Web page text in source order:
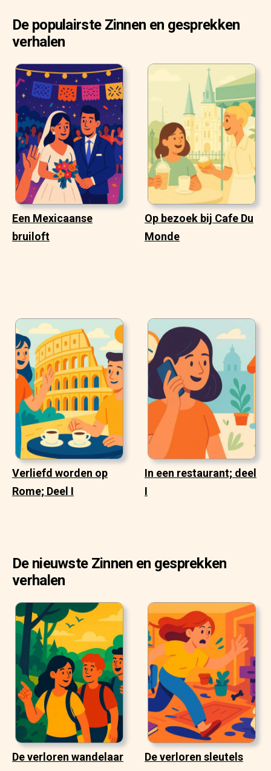
De populairste Zinnen en gesprekken
verhalen
Een Mexicaanse
bruiloft
Op bezoek bij Cafe Du
Monde
Verliefd worden op
Rome; Deel I
In een restaurant; deel
I
De nieuwste Zinnen en gesprekken
verhalen
De verloren wandelaar De verloren sleutels